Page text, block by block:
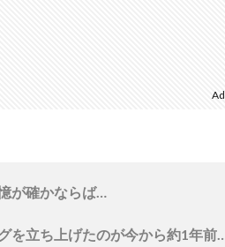
が確かならば…
を立ち上げたのが今から約1年前…